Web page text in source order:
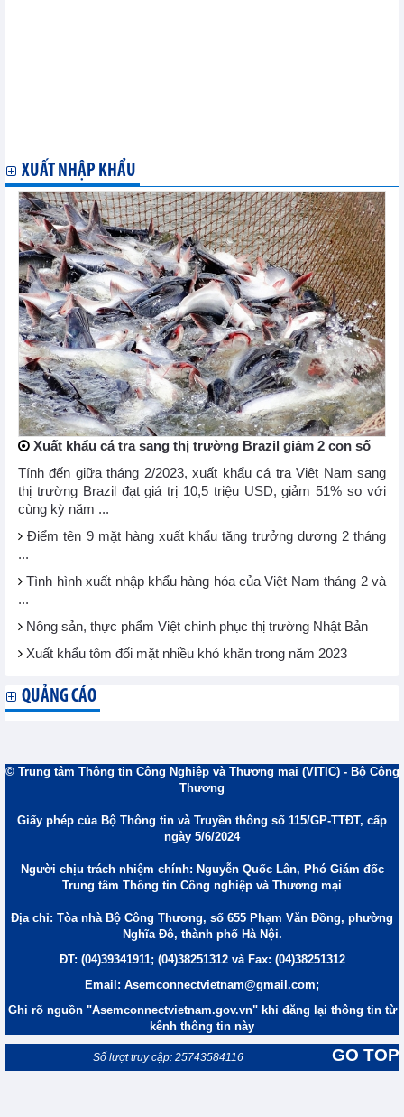
XUẤT NHẬP KHẨU
Xuất khẩu cá tra sang thị trường Brazil giảm 2 con số
Tính đến giữa tháng 2/2023, xuất khẩu cá tra Việt Nam sang
thị trường Brazil đạt giá trị 10,5 triệu USD, giảm 51% so với
cùng kỳ năm ...
Điểm tên 9 mặt hàng xuất khẩu tăng trưởng dương 2 tháng
...
Tình hình xuất nhập khẩu hàng hóa của Việt Nam tháng 2 và
...
Nông sản, thực phẩm Việt chinh phục thị trường Nhật Bản
Xuất khẩu tôm đối mặt nhiều khó khăn trong năm 2023
QUẢNG CÁO
© Trung tâm Thông tin Công Nghiệp và Thương mại (VITIC) - Bộ Công
Thương
Giấy phép của Bộ Thông tin và Truyền thông số 115/GP-TTĐT, cấp
ngày 5/6/2024
Người chịu trách nhiệm chính: Nguyễn Quốc Lân, Phó Giám đốc
Trung tâm Thông tin Công nghiệp và Thương mại
Địa chỉ: Tòa nhà Bộ Công Thương, số 655 Phạm Văn Đồng, phường
Nghĩa Đô, thành phố Hà Nội.
ĐT: (04)39341911; (04)38251312 và Fax: (04)38251312
Email: Asemconnectvietnam@gmail.com;
Ghi rõ nguồn "Asemconnectvietnam.gov.vn" khi đăng lại thông tin từ
kênh thông tin này
GO TOP
Số lượt truy cập: 25743584116